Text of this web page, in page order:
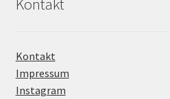
Kontakt
Impressum
Instagram